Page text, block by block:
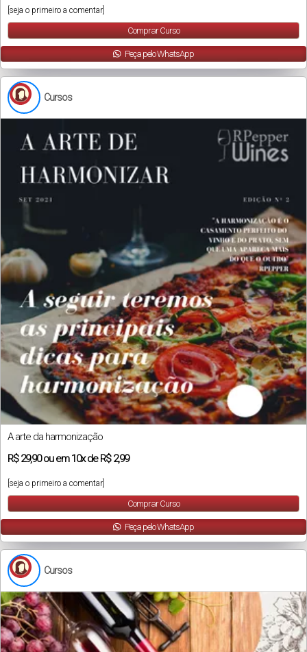
[seja o primeiro a comentar]
Comprar Curso
Peça pelo WhatsApp
Cursos
A arte da harmonização
R$29,90ou em10xde R$ 2,99
[seja o primeiro a comentar]
Comprar Curso
Peça pelo WhatsApp
Cursos